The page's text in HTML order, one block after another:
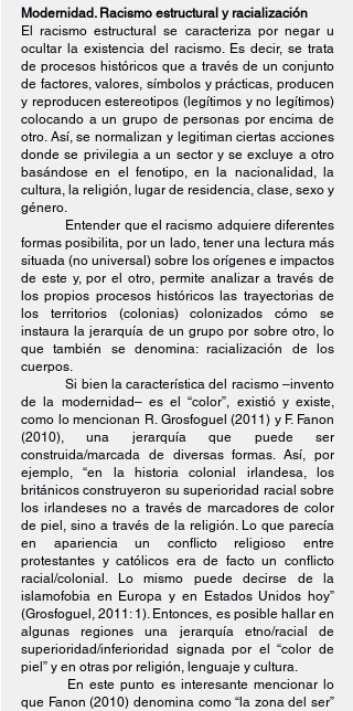
Modernidad. Racismo estructural y racialización
El racismo estructural se caracteriza por negar u
ocultar la existencia del racismo. Es decir, se trata
de procesos históricos que a través de un conjunto
de factores, valores, símbolos y prácticas, producen
y reproducen estereotipos (legítimos y no legítimos)
colocando a un grupo de personas por encima de
otro. Así, se normalizan y legitiman ciertas acciones
donde se privilegia a un sector y se excluye a otro
basándose en el fenotipo, en la nacionalidad, la
cultura, la religión, lugar de residencia, clase, sexo y
género.
Entender que el racismo adquiere diferentes
formas posibilita, por un lado, tener una lectura más
situada (no universal) sobre los orígenes e impactos
de este y, por el otro, permite analizar a través de
los propios procesos históricos las trayectorias de
los territorios (colonias) colonizados cómo se
instaura la jerarquía de un grupo por sobre otro, lo
que también se denomina: racialización de los
cuerpos.
Si bien la característica del racismo –invento
de la modernidad– es el “color”, existió y existe,
como lo mencionan R. Grosfoguel (2011) y F. Fanon
(2010), una jerarquía que puede ser
construida/marcada de diversas formas. Así, por
ejemplo, “en la historia colonial irlandesa, los
británicos construyeron su superioridad racial sobre
los irlandeses no a través de marcadores de color
de piel, sino a través de la religión. Lo que parecía
en apariencia un conflicto religioso entre
protestantes y católicos era de facto un conflicto
racial/colonial. Lo mismo puede decirse de la
islamofobia en Europa y en Estados Unidos hoy”
(Grosfoguel, 2011: 1). Entonces, es posible hallar en
algunas regiones una jerarquía etno/racial de
superioridad/inferioridad signada por el “color de
piel” y en otras por religión, lenguaje y cultura.
En este punto es interesante mencionar lo
que Fanon (2010) denomina como “la zona del ser”